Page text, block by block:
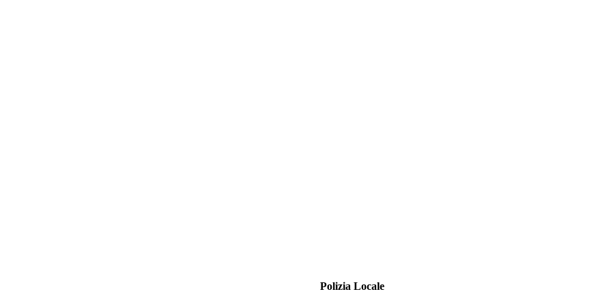
Polizia Locale